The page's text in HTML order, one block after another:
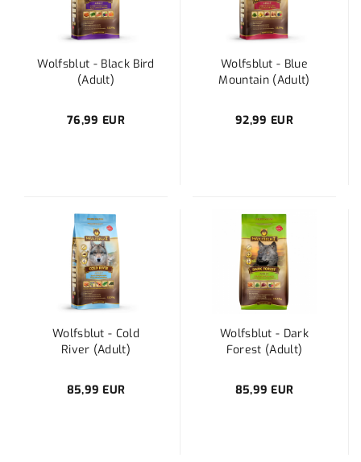
Wolfsblut - Black Bird
(Adult)
76,99 EUR
Wolfsblut - Blue
Mountain (Adult)
92,99 EUR
Wolfsblut - Cold
River (Adult)
85,99 EUR
Wolfsblut - Dark
Forest (Adult)
85,99 EUR